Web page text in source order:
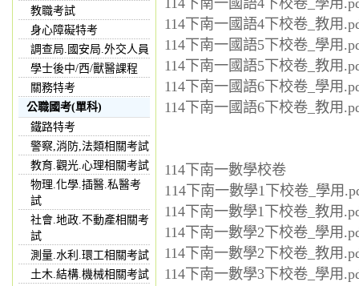
教職考試
身心障礙特考
調查局.國安局.外交人員
學士後中/西/獸醫課程
關務特考
公職國考(單科)
鐵路特考
警察,消防,法類相關考試
教育.觀光.心理相關考試
物理.化學.插醫.私醫考
試
社會.地政.不動產相關考
試
測量.水利.環工相關考試
土木.結構.機械相關考試
114下南一國語4下校卷_學用
114下南一國語4下校卷_教用
114下南一國語5下校卷_學用
114下南一國語5下校卷_教用
114下南一國語6下校卷_學用
114下南一國語6下校卷_教用
114下南一數學校卷
114下南一數學1下校卷_學用
114下南一數學1下校卷_教用
114下南一數學2下校卷_學用
114下南一數學2下校卷_教用
114下南一數學3下校卷_學用